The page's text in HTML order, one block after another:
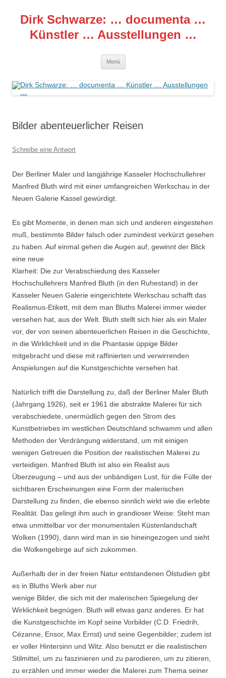
springen
Dirk Schwarze: … documenta …
Künstler … Ausstellungen …
Menü
Bilder abenteuerlicher Reisen
Schreibe eine Antwort
Der Berliner Maler und langjährige Kasseler Hochschullehrer
Manfred Bluth wird mit einer umfangreichen Werkschau in der
Neuen Galerie Kassel gewürdigt.
Es gibt Momente, in denen man sich und anderen eingestehen
muß, bestimmte Bilder falsch oder zumindest verkürzt gesehen
zu haben. Auf einmal gehen die Augen auf, gewinnt der Blick
eine neue
Klarheit: Die zur Verabschiedung des Kasseler
Hochschullehrers Manfred Bluth (in den Ruhestand) in der
Kasseler Neuen Galerie eingerichtete Werkschau schafft das
Realismus-Etikett, mit dem man Bluths Malerei immer wieder
versehen hat, aus der Welt. Bluth stellt sich hier als ein Maler
vor, der von seinen abenteuerlichen Reisen in die Geschichte,
in die Wirklichkeit und in die Phantasie üppige Bilder
mitgebracht und diese mit raffinierten und verwirrenden
Anspielungen auf die Kunstgeschichte versehen hat.
Natürlich trifft die Darstellung zu, daß der Berliner Maler Bluth
(Jahrgang 1926), seit er 1961 die abstrakte Malerei für sich
verabschiedete, unermüdlich gegen den Strom des
Kunstbetriebes im westlichen Deutschland schwamm und allen
Methoden der Verdrängung widerstand, um mit einigen
wenigen Getreuen die Position der realistischen Malerei zu
verteidigen. Manfred Bluth ist also ein Realist aus
Überzeugung – und aus der unbändigen Lust, für die Fülle der
sichtbaren Erscheinungen eine Form der malerischen
Darstellung zu finden, die ebenso sinnlich wirkt wie die erlebte
Realität. Das gelingt ihm auch in grandioser Weise: Steht man
etwa unmittelbar vor der monumentalen Küstenlandschaft
Wolken (1990), dann wird man in sie hineingezogen und sieht
die Wolkengebirge auf sich zukommen.
Außerhalb der in der freien Natur entstandenen Ölstudien gibt
es in Bluths Werk aber nur
wenige Bilder, die sich mit der malerischen Spiegelung der
Wirklichkeit begnügen. Bluth will etwas ganz anderes. Er hat
die Kunstgeschichte im Kopf seine Vorbilder (C.D. Friedrih,
Cézanne, Ensor, Max Ernst) und seine Gegenbilder; zudem ist
er voller Hintersinn und Witz. Also benutzt er die realistischen
Stilmittel, um zu faszinieren und zu parodieren, um zu zitieren,
zu erzählen und immer wieder die Malerei zum Thema seiner